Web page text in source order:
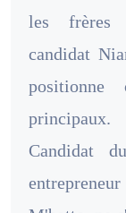
les frères
candidat
positionne
principaux.
Candidat